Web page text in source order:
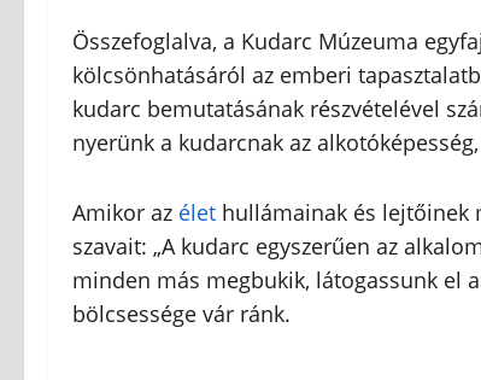
Összefoglalva, a Kudarc Múzeuma
kölcsönhatásáról az emberi
kudarc bemutatásának részvételével
nyerünk a kudarcnak az
Amikor az élet hullámainak és lejtőinek
szavait: „A kudarc egyszerűen az
minden más megbukik, látogassunk el
bölcsessége vár ránk.